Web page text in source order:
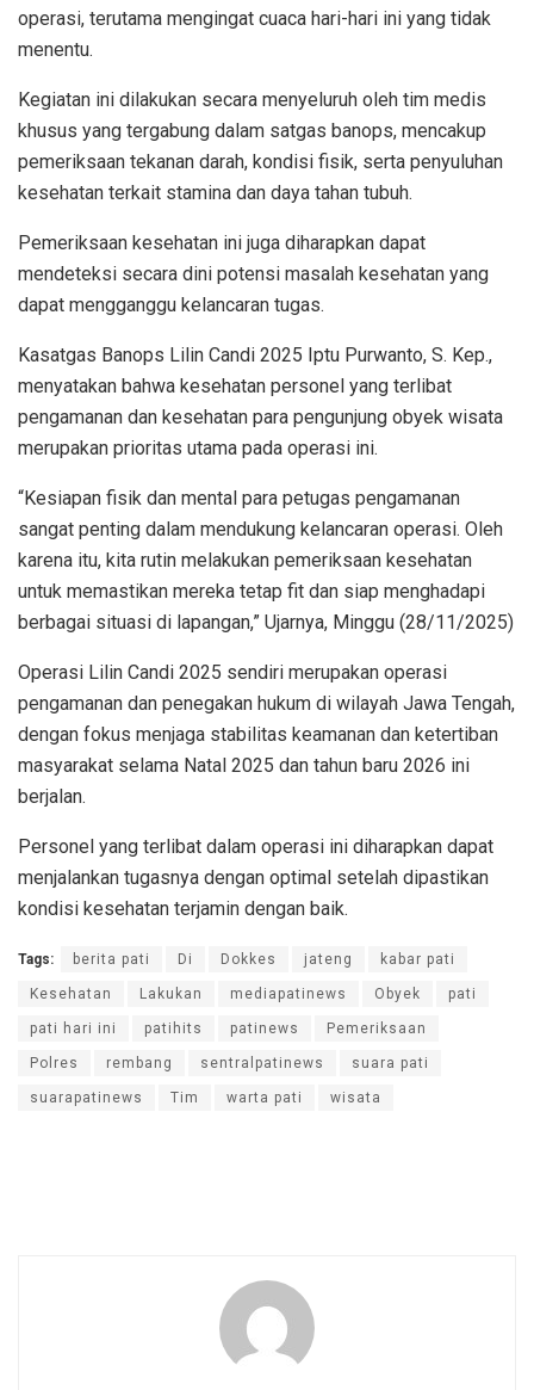
operasi, terutama mengingat cuaca hari-hari ini yang tidak
menentu.
Kegiatan ini dilakukan secara menyeluruh oleh tim medis
khusus yang tergabung dalam satgas banops, mencakup
pemeriksaan tekanan darah, kondisi fisik, serta penyuluhan
kesehatan terkait stamina dan daya tahan tubuh.
Pemeriksaan kesehatan ini juga diharapkan dapat
mendeteksi secara dini potensi masalah kesehatan yang
dapat mengganggu kelancaran tugas.
Kasatgas Banops Lilin Candi 2025 Iptu Purwanto, S. Kep.,
menyatakan bahwa kesehatan personel yang terlibat
pengamanan dan kesehatan para pengunjung obyek wisata
merupakan prioritas utama pada operasi ini.
“Kesiapan fisik dan mental para petugas pengamanan
sangat penting dalam mendukung kelancaran operasi. Oleh
karena itu, kita rutin melakukan pemeriksaan kesehatan
untuk memastikan mereka tetap fit dan siap menghadapi
berbagai situasi di lapangan,” Ujarnya, Minggu (28/11/2025)
Operasi Lilin Candi 2025 sendiri merupakan operasi
pengamanan dan penegakan hukum di wilayah Jawa Tengah,
dengan fokus menjaga stabilitas keamanan dan ketertiban
masyarakat selama Natal 2025 dan tahun baru 2026 ini
berjalan.
Personel yang terlibat dalam operasi ini diharapkan dapat
menjalankan tugasnya dengan optimal setelah dipastikan
kondisi kesehatan terjamin dengan baik.
Tags: berita pati Di Dokkes jateng kabar pati
Kesehatan Lakukan mediapatinews Obyek pati
pati hari ini patihits patinews Pemeriksaan
Polres rembang sentralpatinews suara pati
suarapatinews Tim warta pati wisata